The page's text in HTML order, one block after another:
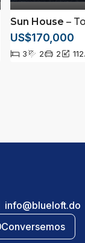
Sun House –
US$170,000
3 2 2
info@blueloft.do
Conversemos